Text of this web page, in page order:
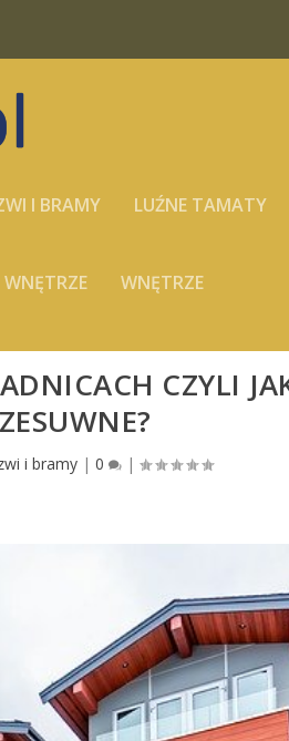
I BRAMY LUŹNE TAMATY
WNĘTRZE WNĘTRZE
CZYLI
i bramy |0 |